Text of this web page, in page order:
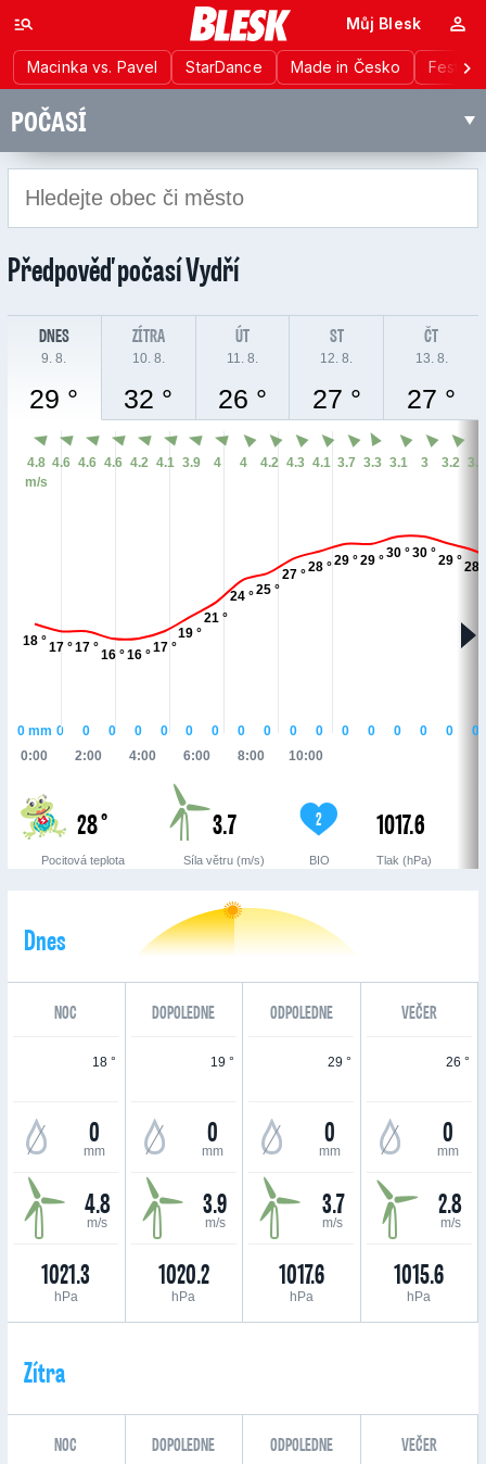
Macinka vs. Pavel StarDance Made in Česko
Můj Blesk
POČASÍ
Předpověď počasíVydří
DNES
9. 8.
29 °
ZÍTRA
10. 8.
32 °
ÚT
11. 8.
26 °
ST
12. 8.
27 °
ČT
13. 8.
27 °
18 °17 °17 °16 °16 °17 °
19 °
21 °
24 °25 °
27 °28 °29 °29 °30 °30 °29 °28
0:00 2:00 4:00 6:00 8:00 10:00
0mm 0 0 0 0 0 0 0 0 0 0 0 0 0 0 0 0 0
4.8
m/s
4.6 4.6 4.6 4.2 4.1 3.9 4 4 4.2 4.3 4.1 3.7 3.3 3.1 3 3.2 3.2
28 °
Pocitová teplota
3.7
Síla větru (m/s)
2
BIO
1017.6
Tlak (hPa)
Dnes
NOC DOPOLEDNE ODPOLEDNE VEČER
18 °
0
mm
4.8
m/s
1021.3
hPa
19 °
0
mm
3.9
m/s
1020.2
hPa
29 °
0
mm
3.7
m/s
1017.6
hPa
26 °
0
mm
2.8
m/s
1015.6
hPa
Zítra
NOC DOPOLEDNE ODPOLEDNE VEČER